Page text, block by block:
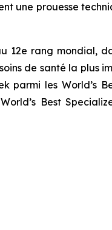
une prouesse
rang mondial,
de santé la plus
parmi les World’s
Best